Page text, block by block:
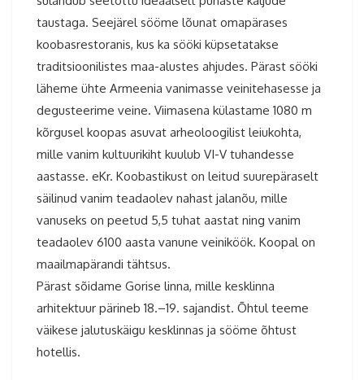
taustaga. Seejärel sööme lõunat omapärases
koobasrestoranis, kus ka sööki küpsetatakse
traditsioonilistes maa-alustes ahjudes. Pärast sööki
läheme ühte Armeenia vanimasse veinitehasesse ja
degusteerime veine. Viimasena külastame 1080 m
kõrgusel koopas asuvat arheoloogilist leiukohta,
mille vanim kultuurikiht kuulub VI-V tuhandesse
aastasse. eKr. Koobastikust on leitud suurepäraselt
säilinud vanim teadaolev nahast jalanõu, mille
vanuseks on peetud 5,5 tuhat aastat ning vanim
teadaolev 6100 aasta vanune veiniköök. Koopal on
maailmapärandi tähtsus.
Pärast sõidame Gorise linna, mille kesklinna
arhitektuur pärineb 18.–19. sajandist. Õhtul teeme
väikese jalutuskäigu kesklinnas ja sööme õhtust
hotellis.